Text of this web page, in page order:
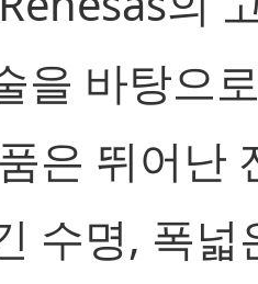
을 바탕으
은 뛰어난
수명, 폭넓